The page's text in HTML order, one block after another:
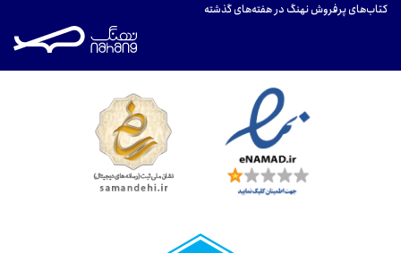
کتاب‌های پرفروش نهنگ در هفته‌های گذشته